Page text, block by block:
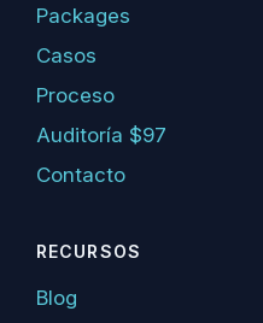
Packages
Casos
Proceso
Auditoría $97
Contacto
RECURSOS
Blog